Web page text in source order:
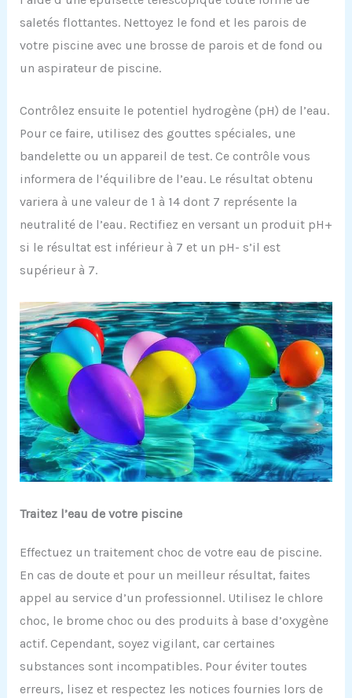
saletés flottantes. Nettoyez le fond et les parois de
votre piscine avec une brosse de parois et de fond ou
un aspirateur de piscine.
Contrôlez ensuite le potentiel hydrogène (pH) de l’eau.
Pour ce faire, utilisez des gouttes spéciales, une
bandelette ou un appareil de test. Ce contrôle vous
informera de l’équilibre de l’eau. Le résultat obtenu
variera à une valeur de 1 à 14 dont 7 représente la
neutralité de l’eau. Rectifiez en versant un produit pH+
si le résultat est inférieur à 7 et un pH- s’il est
supérieur à 7.
Traitez l’eau de votre piscine
Effectuez un traitement choc de votre eau de piscine.
En cas de doute et pour un meilleur résultat, faites
appel au service d’un professionnel. Utilisez le chlore
choc, le brome choc ou des produits à base d’oxygène
actif. Cependant, soyez vigilant, car certaines
substances sont incompatibles. Pour éviter toutes
erreurs, lisez et respectez les notices fournies lors de